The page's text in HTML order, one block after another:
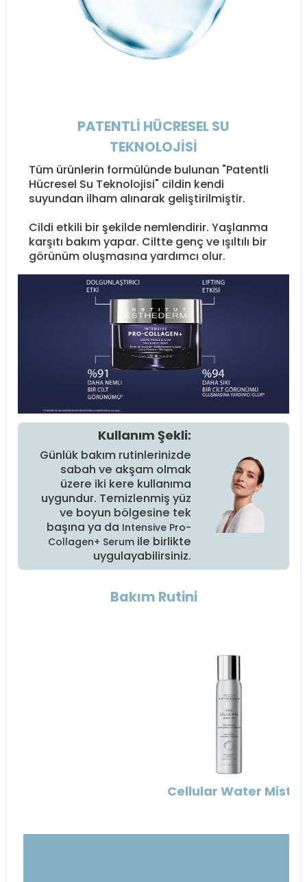
PATENTLİ HÜCRESEL SU
TEKNOLOJİSİ
Tüm ürünlerin formülünde bulunan "Patentli
Hücresel Su Teknolojisi" cildin kendi
suyundan ilham alınarak geliştirilmiştir.
Cildi etkili bir şekilde nemlendirir. Yaşlanma
karşıtı bakım yapar. Ciltte genç ve ışıltılı bir
görünüm oluşmasına yardımcı olur.
Kullanım Şekli:
Günlük bakım rutinlerinizde
sabah ve akşam olmak
üzere iki kere kullanıma
uygundur. Temizlenmiş yüz
ve boyun bölgesine tek
başına ya da Intensive Pro-
Collagen+ Serum ile birlikte
uygulayabilirsiniz.
Bakım Rutini
Cellular Water Mist